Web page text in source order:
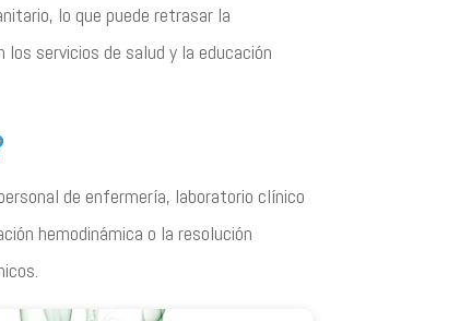
lo que puede retrasar la
servicios de salud y la educación
de enfermería, laboratorio clínico
hemodinámica o la resolución